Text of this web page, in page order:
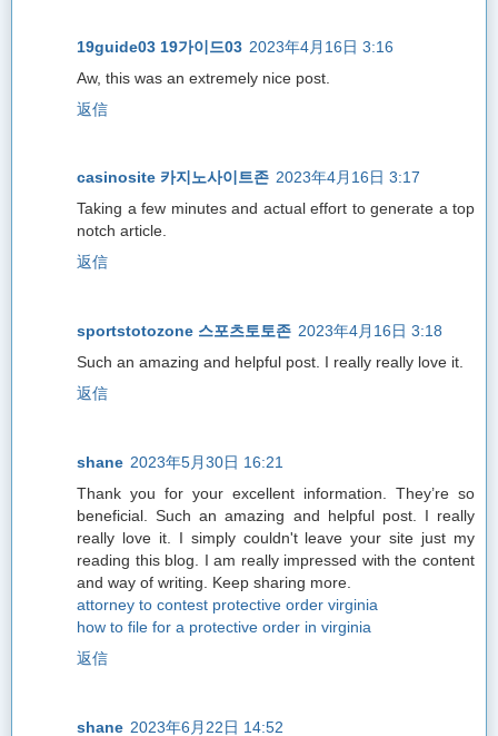
19guide03 19가이드03 2023年4月16日 3:16
Aw, this was an extremely nice post.
返信
casinosite 카지노사이트존 2023年4月16日 3:17
Taking a few minutes and actual effort to generate a top
notch article.
返信
sportstotozone 스포츠토토존 2023年4月16日 3:18
Such an amazing and helpful post. I really really love it.
返信
shane 2023年5月30日 16:21
Thank you for your excellent informаtion. Τhey’re so
beneficial. Such an amazing and helpful post. I really
really love it. I simply couldn't leave your site just my
reading this blog. I am really impressed with the content
and way of writing. Keep sharing more.
attorney to contest protective order virginia
how to file for a protective order in virginia
返信
shane 2023年6月22日 14:52